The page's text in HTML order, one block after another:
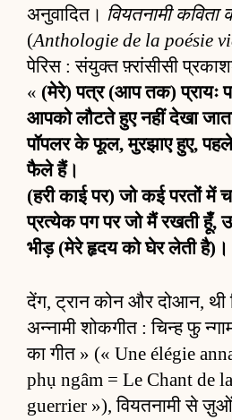
अनुवादित। वियतनामी
(Anthologie de la poésie
पेरिस : संयुक्त फ़्रांसीसी
« (मेरे) पत्र (आप तक) प्रायः
आपको लौटते हुए नहीं देखा
पॉपलर के फूल, मुरझाए हुए, पहले
फैले हैं।
(हरी काई पर) जो कई परतों में
प्रत्येक पग पर जो मैं रखती हूँ,
भीड़ (मेरे हृदय को घेर लेती है)।
देंग, ट्रान कोन और दोआन, थी
अन्नामी शोकगीत : चिन्ह फु
का गीत » (« Une élégie
phụ ngâm = Le Chant de
guerrier »), वियतनामी से